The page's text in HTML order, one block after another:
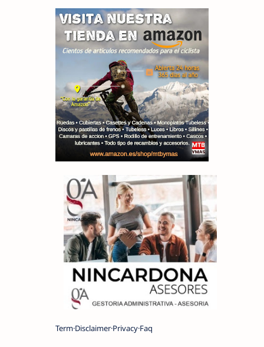
Term Disclaimer Privacy Faq